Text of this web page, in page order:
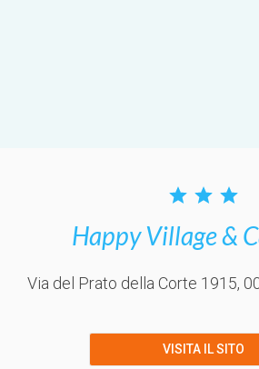
Happy Village &
Via del Prato della Corte 1915,
VISITA IL SITO